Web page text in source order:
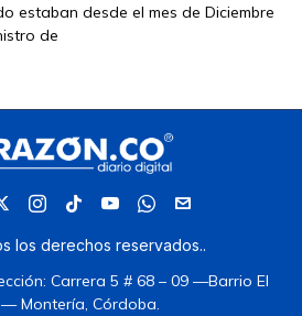
estaban desde el mes de Diciembre
de
los derechos reservados..
Carrera 5 # 68 – 09 —Barrio El
Montería, Córdoba.